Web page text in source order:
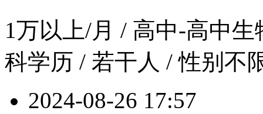
1万以上/月 / 高中-高中生
科学历 / 若干人 / 性别不
2024-08-26 17:57